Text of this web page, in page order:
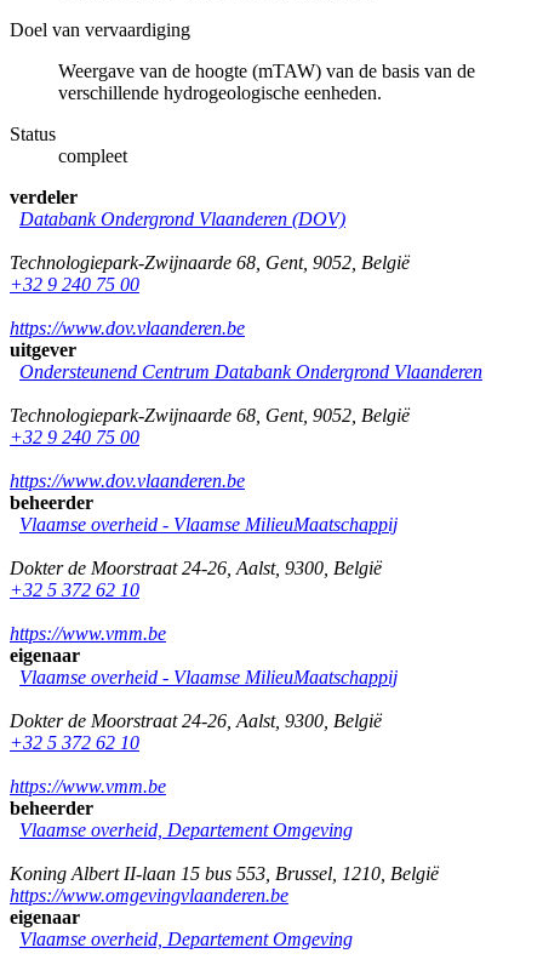
Doel van vervaardiging
Weergave van de hoogte (mTAW) van de basis van de
verschillende hydrogeologische eenheden.
Status
compleet
verdeler
Databank Ondergrond Vlaanderen (DOV)
Technologiepark-Zwijnaarde 68 Gent, 9052 België
+32 9 240 75 00
https://www.dov.vlaanderen.be
uitgever
Ondersteunend Centrum Databank Ondergrond Vlaanderen
Technologiepark-Zwijnaarde 68 Gent, 9052 België
+32 9 240 75 00
https://www.dov.vlaanderen.be
beheerder
Vlaamse overheid - Vlaamse MilieuMaatschappij
Dokter de Moorstraat 24-26 Aalst, 9300 België
+32 5 372 62 10
https://www.vmm.be
eigenaar
Vlaamse overheid - Vlaamse MilieuMaatschappij
Dokter de Moorstraat 24-26 Aalst, 9300 België
+32 5 372 62 10
https://www.vmm.be
beheerder
Vlaamse overheid, Departement Omgeving
Koning Albert II-laan 15 bus 553 Brussel 1210 België
https://www.omgevingvlaanderen.be
eigenaar
Vlaamse overheid, Departement Omgeving